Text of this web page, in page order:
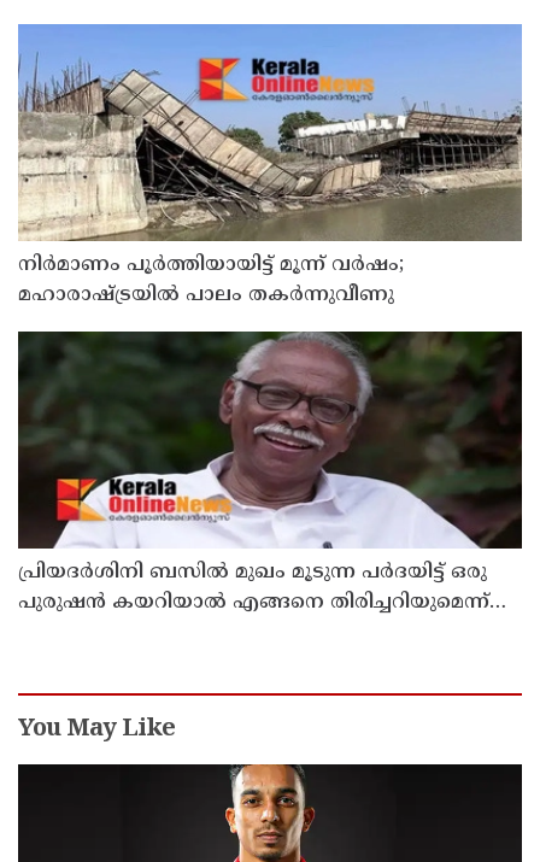
നിർമാണം പൂർത്തിയായിട്ട് മൂന്ന് വർഷം;
മഹാരാഷ്ട്രയിൽ പാലം തകർന്നുവീണു
പ്രിയദർശിനി ബസിൽ മുഖം മൂടുന്ന പർദയിട്ട് ഒരു
പുരുഷൻ കയറിയാൽ എങ്ങനെ തിരിച്ചറിയുമെന്ന്
You May Like